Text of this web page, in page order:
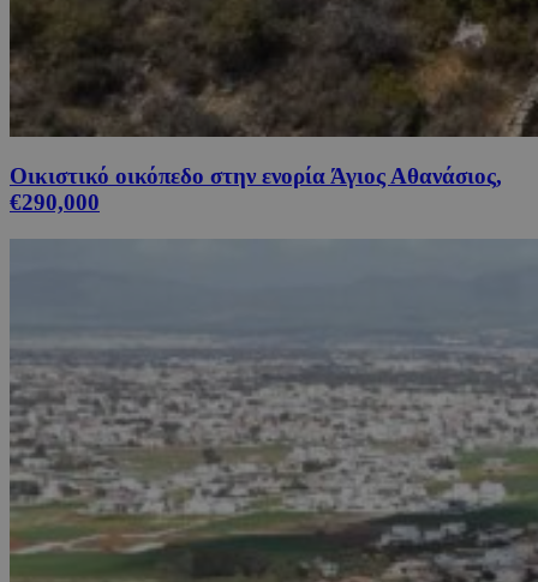
Οικιστικό οικόπεδο στην ενορία Άγιος Αθανάσιος,
€290,000